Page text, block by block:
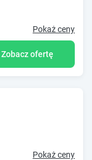
Pokaż ceny
Zobacz ofertę
Pokaż ceny